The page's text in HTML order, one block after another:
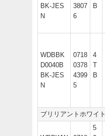
BK-JES
N
3807
6
B
WDBBK
D0040B
BK-JES
N
0718
0378
4399
5
4
T
B
ブリリアントホワイト
5